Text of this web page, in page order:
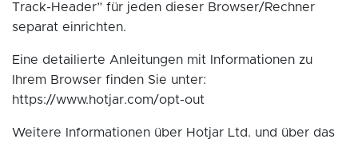
Track-Header” für jeden dieser Browser/Rechner
separat einrichten.
Eine detailierte Anleitungen mit Informationen zu
Ihrem Browser finden Sie unter:
https://www.hotjar.com/opt-out
Weitere Informationen über Hotjar Ltd. und über das